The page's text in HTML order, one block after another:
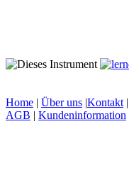
Home | Über uns |Kontakt |
AGB | Kundeninformation